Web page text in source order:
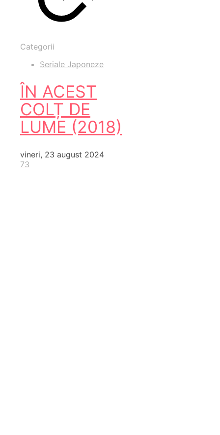
Categorii
Seriale Japoneze
ÎN ACEST
COLȚ DE
LUME (2018)
vineri, 23 august 2024
73